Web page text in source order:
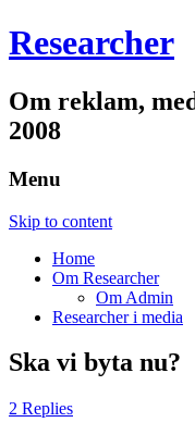
Researcher
Om reklam,
2008
Menu
Skip to content
Home
Om Researcher
Om Admin
Researcher i media
Ska vi byta nu?
2 Replies